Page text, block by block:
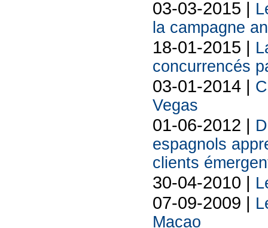
03-03-2015 |
la campagne
18-01-2015 |
concurrencés
03-01-2014 |
Vegas
01-06-2012 |
espagnols
clients
30-04-2010 |
07-09-2009 |
Macao